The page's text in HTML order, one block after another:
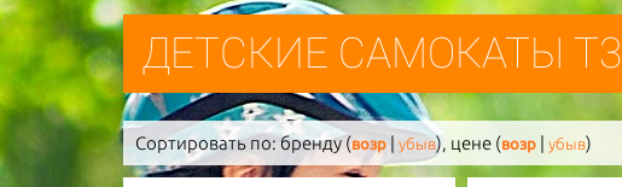
ДЕТСКИЕ САМОКАТЫ T3
Сортировать по: бренду (возр | убыв), цене (возр | убыв)